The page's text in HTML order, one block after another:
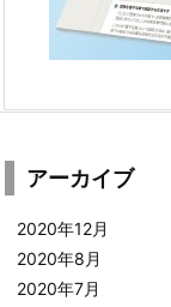
アーカイブ
2020年12月
2020年8月
2020年7月